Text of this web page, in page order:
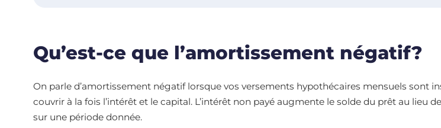
Qu’est-ce que l’amortissement négatif?
On parle d’amortissement négatif lorsque vos versements hypothécaires mensuels sont
couvrir à la fois l’intérêt et le capital. L’intérêt non payé augmente le solde du prêt au lieu
sur une période donnée.